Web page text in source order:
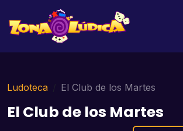
Ludoteca El Club de los Martes
El Club de los Martes